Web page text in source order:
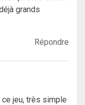
grands
Répondre
jeu, très simple